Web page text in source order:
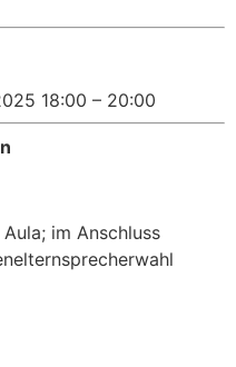
18:00 – 20:00
im Anschluss